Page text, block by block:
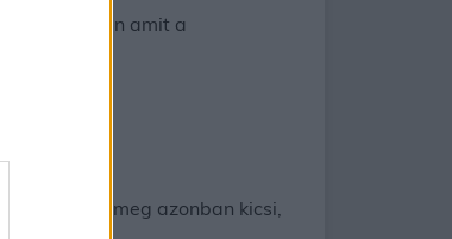
dolog van amit a
ez a tömeg azonban kicsi,